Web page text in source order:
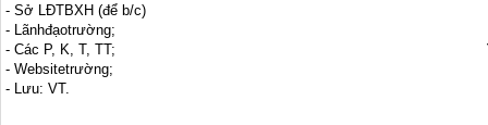
- Sở LĐTBXH (để b/c)
- Lãnhđạotrường;
- Các P, K, T, TT;
- Websitetrường;
- Lưu: VT.